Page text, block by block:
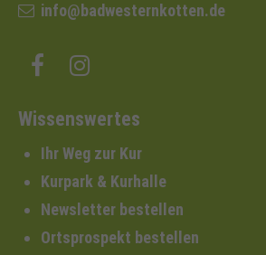
info@badwesternkotten.de
Wissenswertes
Ihr Weg zur Kur
Kurpark & Kurhalle
Newsletter bestellen
Ortsprospekt bestellen